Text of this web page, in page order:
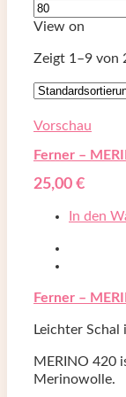
View on
Zeigt 1–9 von
Vorschau
Ferner –
25,00 €
In den
Ferner –
Leichter
MERINO 420
Merinowolle.